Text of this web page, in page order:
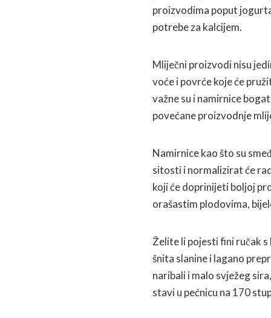
proizvodima poput
potrebe za kalcijem.
Mliječni proizvodi nisu
voće i povrće koje će
važne su i namirnice
povećane proizvodnje
Namirnice kao što su
sitosti i normalizirat će
koji će doprinijeti boljoj
orašastim plodovima,
Želite li pojesti fini ručak
šnita slanine i lagano
naribali i malo svježeg
stavi u pećnicu na 170